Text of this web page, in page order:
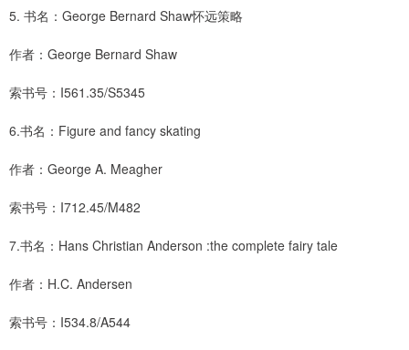
5. 书名：George Bernard Shaw怀远策略
作者：George Bernard Shaw
索书号：I561.35/S5345
6.书名：Figure and fancy skating
作者：George A. Meagher
索书号：I712.45/M482
7.书名：Hans Christian Anderson :the complete fairy tale
作者：H.C. Andersen
索书号：I534.8/A544